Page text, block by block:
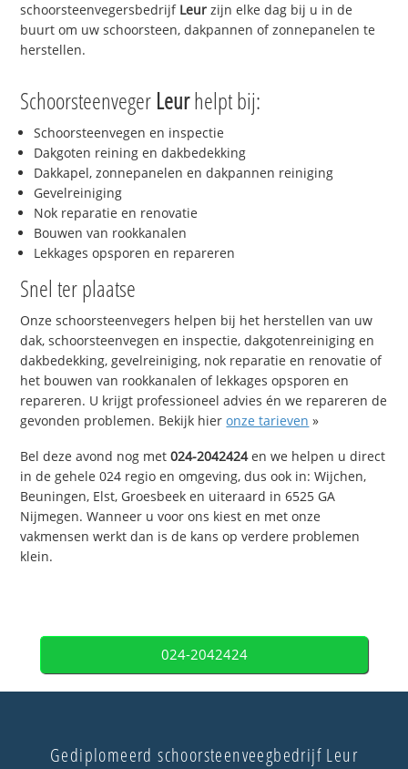
schoorsteenvegersbedrijf Leur zijn elke dag bij u in de
buurt om uw schoorsteen, dakpannen of zonnepanelen te
herstellen.
Schoorsteenveger Leurhelpt bij:
Schoorsteenvegen en inspectie
Dakgoten reining en dakbedekking
Dakkapel, zonnepanelen en dakpannen reiniging
Gevelreiniging
Nok reparatie en renovatie
Bouwen van rookkanalen
Lekkages opsporen en repareren
Snel ter plaatse
Onze schoorsteenvegers helpen bij het herstellen van uw
dak, schoorsteenvegen en inspectie, dakgotenreiniging en
dakbedekking, gevelreiniging, nok reparatie en renovatie of
het bouwen van rookkanalen of lekkages opsporen en
repareren. U krijgt professioneel advies én we repareren de
gevonden problemen. Bekijk hieronze tarieven »
Bel deze avond nog met024-2042424en we helpen u direct
in de gehele 024 regio en omgeving, dus ook in: Wijchen,
Beuningen, Elst, Groesbeek en uiteraard in 6525 GA
Nijmegen. Wanneer u voor ons kiest en met onze
vakmensen werkt dan is de kans op verdere problemen
klein.
024-2042424
Gediplomeerd schoorsteenveegbedrijf Leur